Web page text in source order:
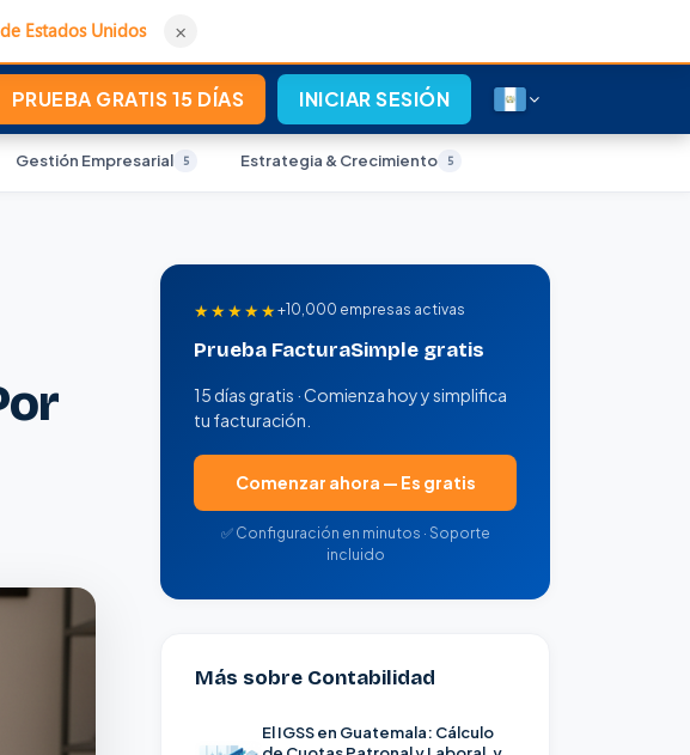
Estados Unidos ×
PRUEBA GRATIS 15 DÍAS INICIAR SESIÓN
Gestión Empresarial 5 Estrategia & Crecimiento 5
★★★★★+10,000 empresas activas
Prueba FacturaSimple gratis
15 días gratis · Comienza hoy y simplifica
tu facturación.
Comenzar ahora — Es gratis
✅ Configuración en minutos · Soporte
incluido
Más sobre Contabilidad
El IGSS en Guatemala: Cálculo